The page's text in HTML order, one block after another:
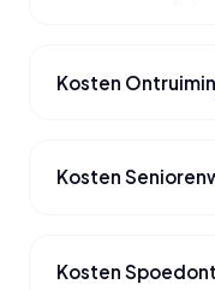
Kosten
Kosten
Kosten